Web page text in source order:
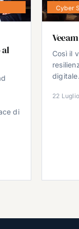
al
di
Cyber
Così il
digitale.
22